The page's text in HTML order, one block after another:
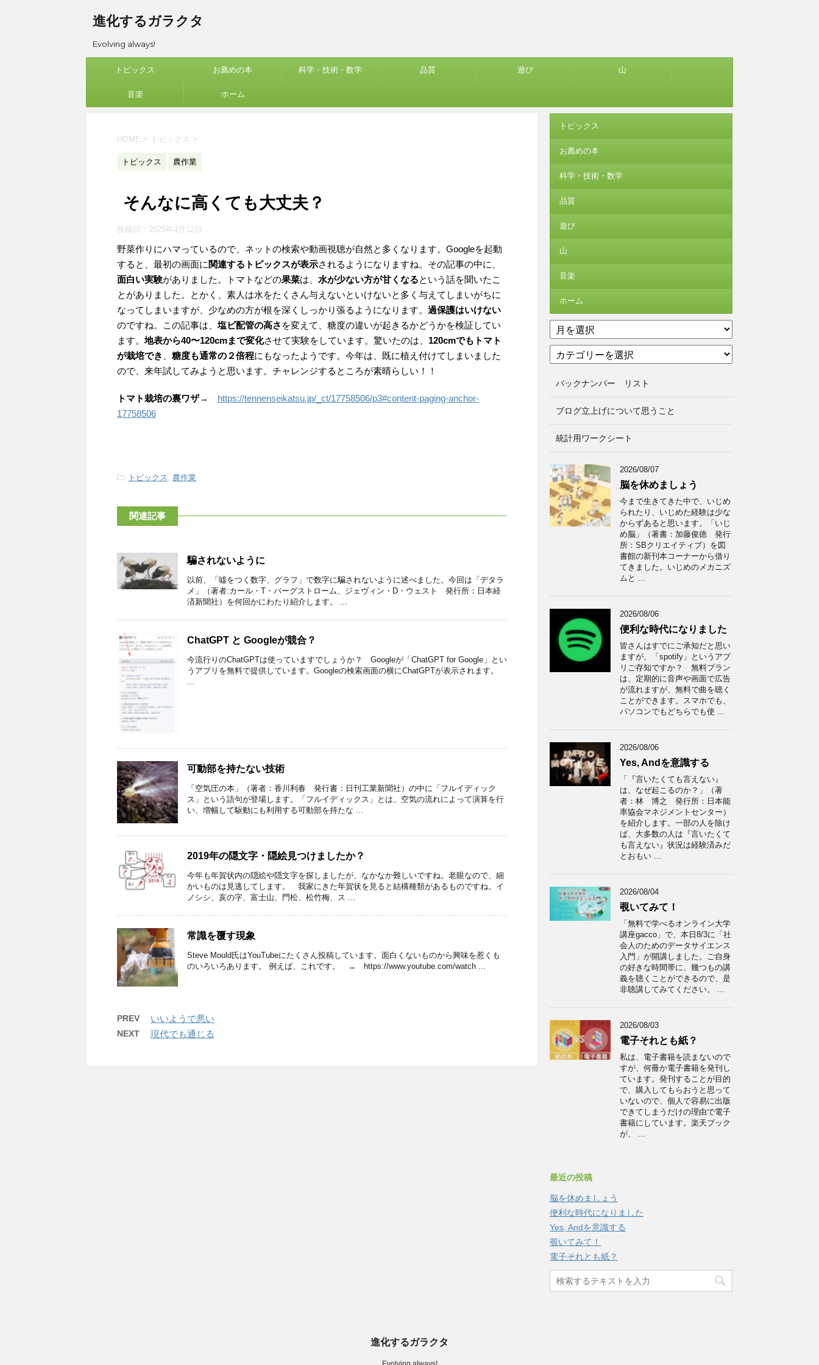
進化するガラクタ
Evolving always!
トピックス お薦めの本 科学・技術・数学 品質 遊び 山
音楽 ホーム
HOME > トピックス >
トピックス 農作業
そんなに高くても大丈夫？
投稿日： 2025年4月12日
野菜作りにハマっているので、ネットの検索や動画視聴が自然と多くなります。Googleを起動
すると、最初の画面に 関連するトピックスが表示されるようになりますね。その記事の中に、
面白い実験がありました。トマトなどの果菜は、 水が少ない方が甘くなるという話を聞いたこ
とがありました。とかく、素人は水をたくさん与えないといけないと多く与えてしまいがちに
なってしまいますが、少なめの方が根を深くしっかり張るようになります。 過保護はいけない
のですね。この記事は、塩ビ配管の高さ を変えて、糖度の違いが起きるかどうかを検証してい
ます。地表から40〜120cmまで変化させて実験をしています。驚いたのは、 120cmでもトマト
が栽培でき
糖度も通常の２倍程にもなったようです。今年は、既に植え付けてしまいました
ので、来年試してみようと思います。チャレンジするところが素晴らしい！！
トマト栽培の裏ワザ→ https://tennenseikatsu.jp/_ct/17758506/p3#content-paging-anchor-
17758506
- トピックス, 農作業
関連記事
騙されないように
以前、「噓をつく数字、グラフ」で数字に騙されないように述べました。今回は「デタラ
メ」（著者:カール・T・バーグストローム、ジェヴィン・D・ウェスト 発行所：日本経
済新聞社）を何回かにわたり紹介します。 ...
ChatGPT と Googleが競合？
今流行りのChatGPTは使っていますでしょうか？ Googleが「ChatGPT for Google」とい
うアプリを無料で提供しています。Googleの検索画面の横にChatGPTが表示されます。
...
可動部を持たない技術
「空気圧の本」（著者：香川利春 発行書：日刊工業新聞社）の中に「フルイディック
ス」という語句が登場します。「フルイディックス」とは、空気の流れによって演算を行
い、増幅して駆動にも利用する可動部を持たな ...
2019年の隠文字・隠絵見つけましたか？
今年も年賀状内の隠絵や隠文字を探しましたが、なかなか難しいですね。老眼なので、細
かいものは見逃してします。 我家にきた年賀状を見ると結構種類があるものですね。イ
ノシシ、亥の字、富士山、門松、松竹梅、ス ...
常識を覆す現象
Steve Mould氏はYouTubeにたくさん投稿しています。面白くないものから興味を惹くも
のいろいろあります。 例えば、これです。 → https://www.youtube.com/watch ...
PREV いいようで悪い
NEXT 現代でも通じる
トピックス
お薦めの本
科学・技術・数学
品質
遊び
山
音楽
ホーム
ア
ー
イ
テ
リバックナンバー リスト
ブログ立上げについて思うこと
統計用ワークシート
2026/08/07
脳を休めましょう
今まで生きてきた中で、いじめ
られたり、いじめた経験は少な
からずあると思います。「いじ
め脳」（著書：加藤俊徳 発行
所：SBクリエイティブ）を図
書館の新刊本コーナーから借り
てきました。いじめのメカニズ
ムと ...
2026/08/06
便利な時代になりました
皆さんはすでにご承知だと思い
ますが、「spotify」というアプ
リご存知ですか？ 無料プラン
は、定期的に音声や画面で広告
が流れますが、無料で曲を聴く
ことができます。スマホでも、
パソコンでもどちらでも使 ...
2026/08/06
Yes, Andを意識する
「『言いたくても言えない』
は、なぜ起こるのか？」（著
者：林 博之 発行所：日本能
率協会マネジメントセンター）
を紹介します。一部の人を除け
ば、大多数の人は『言いたくて
も言えない』状況は経験済みだ
とおもい ...
2026/08/04
覗いてみて！
「無料で学べるオンライン大学
講座gacco」で、本日8/3に「社
会人のためのデータサイエンス
入門」が開講しました。ご自身
の好きな時間帯に、幾つもの講
義を聴くことができるので、是
非聴講してみてください。 ...
2026/08/03
電子それとも紙？
私は、電子書籍を読まないので
すが、何冊か電子書籍を発刊し
ています。発刊することが目的
で、購入してもらおうと思って
いないので、個人で容易に出版
できてしまうだけの理由で電子
書籍にしています。楽天ブック
が、 ...
最近の投稿
脳を休めましょう
便利な時代になりました
Yes, Andを意識する
覗いてみて！
電子それとも紙？
進化するガラクタ